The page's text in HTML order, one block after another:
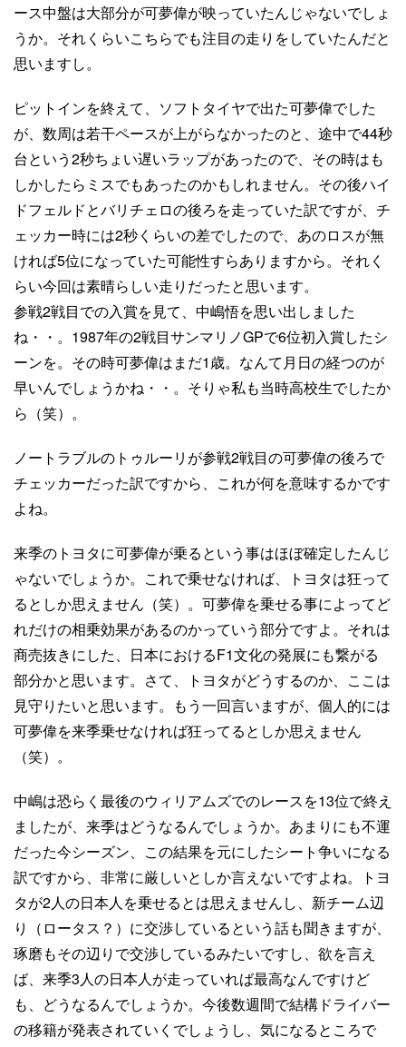
ース中盤は大部分が可夢偉が映っていたんじゃないでしょ
うか。それくらいこちらでも注目の走りをしていたんだと
思いますし。
ピットインを終えて、ソフトタイヤで出た可夢偉でした
が、数周は若干ペースが上がらなかったのと、途中で44秒
台という2秒ちょい遅いラップがあったので、その時はも
しかしたらミスでもあったのかもしれません。その後ハイ
ドフェルドとバリチェロの後ろを走っていた訳ですが、チ
ェッカー時には2秒くらいの差でしたので、あのロスが無
ければ5位になっていた可能性すらありますから。それく
らい今回は素晴らしい走りだったと思います。
参戦2戦目での入賞を見て、中嶋悟を思い出しました
ね・・。1987年の2戦目サンマリノGPで6位初入賞したシ
ーンを。その時可夢偉はまだ1歳。なんて月日の経つのが
早いんでしょうかね・・。そりゃ私も当時高校生でしたか
ら（笑）。
ノートラブルのトゥルーリが参戦2戦目の可夢偉の後ろで
チェッカーだった訳ですから、これが何を意味するかです
よね。
来季のトヨタに可夢偉が乗るという事はほぼ確定したんじ
ゃないでしょうか。これで乗せなければ、トヨタは狂って
るとしか思えません（笑）。可夢偉を乗せる事によってど
れだけの相乗効果があるのかっていう部分ですよ。それは
商売抜きにした、日本におけるF1文化の発展にも繋がる
部分かと思います。さて、トヨタがどうするのか、ここは
見守りたいと思います。もう一回言いますが、個人的には
可夢偉を来季乗せなければ狂ってるとしか思えません
（笑）。
中嶋は恐らく最後のウィリアムズでのレースを13位で終え
ましたが、来季はどうなるんでしょうか。あまりにも不運
だった今シーズン、この結果を元にしたシート争いになる
訳ですから、非常に厳しいとしか言えないですよね。トヨ
タが2人の日本人を乗せるとは思えませんし、新チーム辺
り（ロータス？）に交渉しているという話も聞きますが、
琢磨もその辺りで交渉しているみたいですし、欲を言え
ば、来季3人の日本人が走っていれば最高なんですけど
も、どうなるんでしょうか。今後数週間で結構ドライバー
の移籍が発表されていくでしょうし、気になるところで